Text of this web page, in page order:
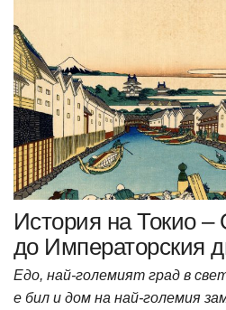
История на Токио
до Императорския
Едо, най-големият град в
е бил и дом на най-големия